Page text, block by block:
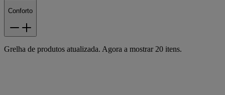
Conforto
Grelha de produtos atualizada. Agora a mostrar 20 itens.